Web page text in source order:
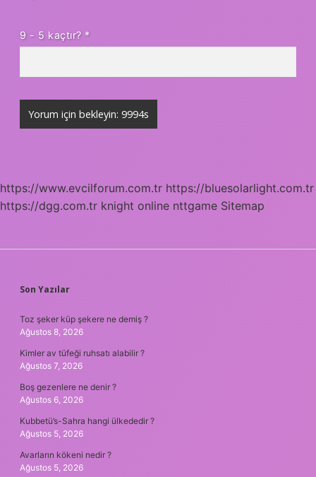
9 - 5 kaçtır? *
https://www.evcilforum.com.tr https://bluesolarlight.com.tr
https://dgg.com.tr knight online nttgame Sitemap
SIDEBAR
Son Yazılar
Toz şeker küp şekere ne demiş ?
Ağustos 8, 2026
Kimler av tüfeği ruhsatı alabilir ?
Ağustos 7, 2026
Boş gezenlere ne denir ?
Ağustos 6, 2026
Kubbetü’s-Sahra hangi ülkededir ?
Ağustos 5, 2026
Avarların kökeni nedir ?
Ağustos 5, 2026